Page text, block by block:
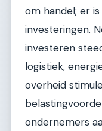
om handel; er
investeringen.
investeren
logistiek,
overheid
ondernemers